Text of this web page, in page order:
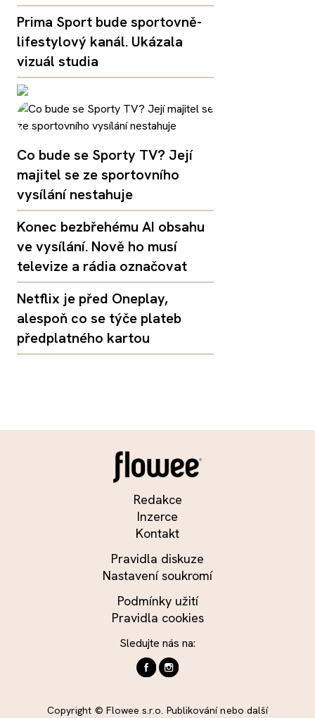
Prima Sport bude sportovně-
lifestylový kanál. Ukázala
vizuál studia
Co bude se Sporty TV? Její
majitel se ze sportovního
vysílání nestahuje
Konec bezbřehému AI obsahu
ve vysílání. Nově ho musí
televize a rádia označovat
Netflix je před Oneplay,
alespoň co se týče plateb
předplatného kartou
Redakce
Inzerce
Kontakt
Pravidla diskuze
Nastavení soukromí
Podmínky užití
Pravidla cookies
Sledujte nás na:
Copyright © Flowee s.r.o. Publikování nebo další